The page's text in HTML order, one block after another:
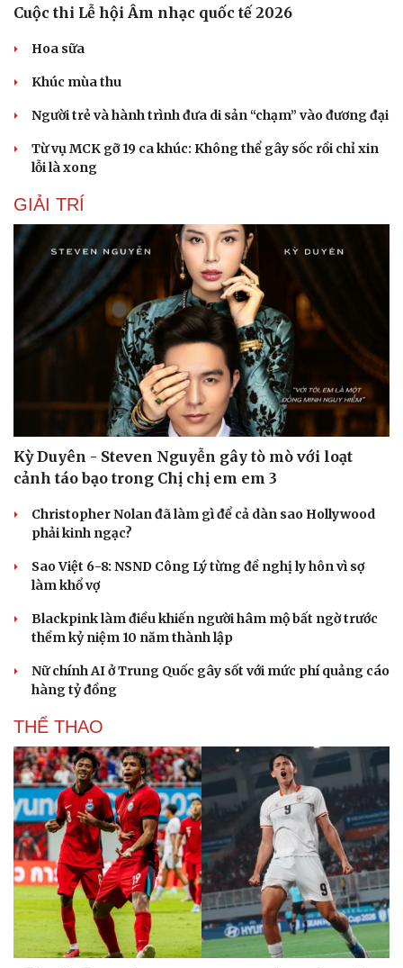
Du lịch
Tư vấn
Săn Tour
check-in
Câu chuyện thời sự
Đọc truyện đêm khuya
Cửa sổ tình yêu
Kể chuyện cho bé
Hạt giống tâm hồn
Cuộc thi Lễ hội Âm nhạc quốc tế 2026
Hoa sữa
Khúc mùa thu
Người trẻ và hành trình đưa di sản “chạm” vào đương đại
Từ vụ MCK gỡ 19 ca khúc: Không thể gây sốc rồi chỉ xin
lỗi là xong
GIẢI TRÍ
Kỳ Duyên - Steven Nguyễn gây tò mò với loạt
cảnh táo bạo trong Chị chị em em 3
Christopher Nolan đã làm gì để cả dàn sao Hollywood
phải kinh ngạc?
Sao Việt 6-8: NSND Công Lý từng đề nghị ly hôn vì sợ
làm khổ vợ
Blackpink làm điều khiến người hâm mộ bất ngờ trước
thềm kỷ niệm 10 năm thành lập
Nữ chính AI ở Trung Quốc gây sốt với mức phí quảng cáo
hàng tỷ đồng
THỂ THAO